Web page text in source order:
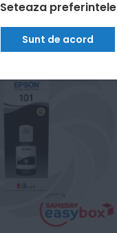
Seteaza preferintele
Sunt de acord